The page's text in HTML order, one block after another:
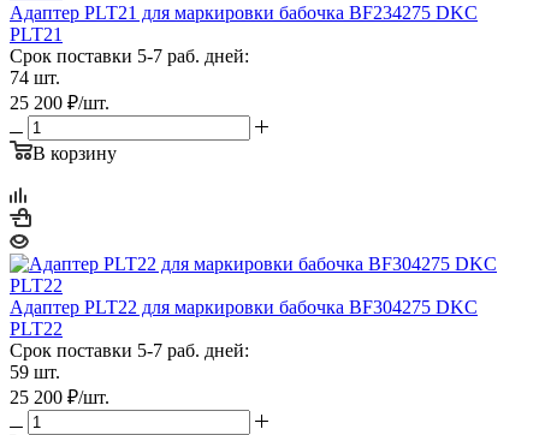
Адаптер PLT21 для маркировки бабочка BF234275 DKC
PLT21
Срок поставки 5-7 раб. дней:
74 шт.
25 200 ₽/шт.
В корзину
Адаптер PLT22 для маркировки бабочка BF304275 DKC
PLT22
Срок поставки 5-7 раб. дней:
59 шт.
25 200 ₽/шт.